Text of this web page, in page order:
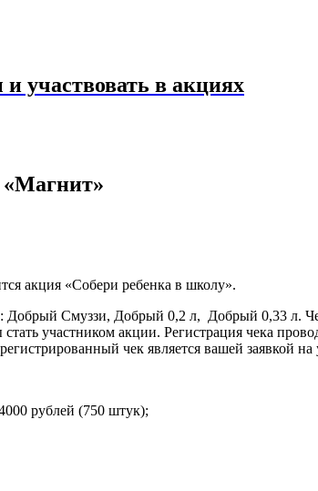
участвовать в акциях
акция «Собери ребенка в школу».
Смуззи, Добрый 0,2 л, Добрый 0,33 л.
участником акции. Регистрация чека
чек является вашей заявкой
рублей (750 штук);